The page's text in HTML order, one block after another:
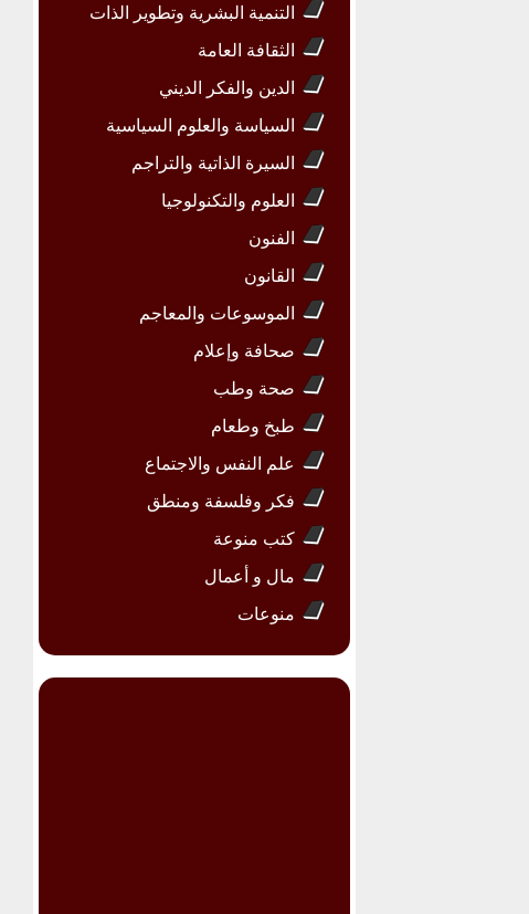
التنمية البشرية وتطوير الذات
الثقافة العامة
الدين والفكر الديني
السياسة والعلوم السياسية
السيرة الذاتية والتراجم
العلوم والتكنولوجيا
الفنون
القانون
الموسوعات والمعاجم
صحافة وإعلام
صحة وطب
طبخ وطعام
علم النفس والاجتماع
فكر وفلسفة ومنطق
كتب منوعة
مال و أعمال
منوعات